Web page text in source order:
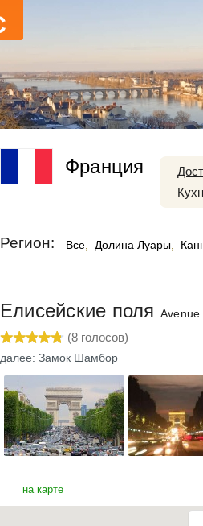
Франция
Регион: Все Долина Луары
Елисейские поля
(8 голосов)
далее: Замок Шамбор
на карте